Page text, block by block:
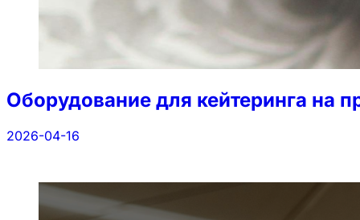
Оборудование для кейтеринга на
2026-04-16